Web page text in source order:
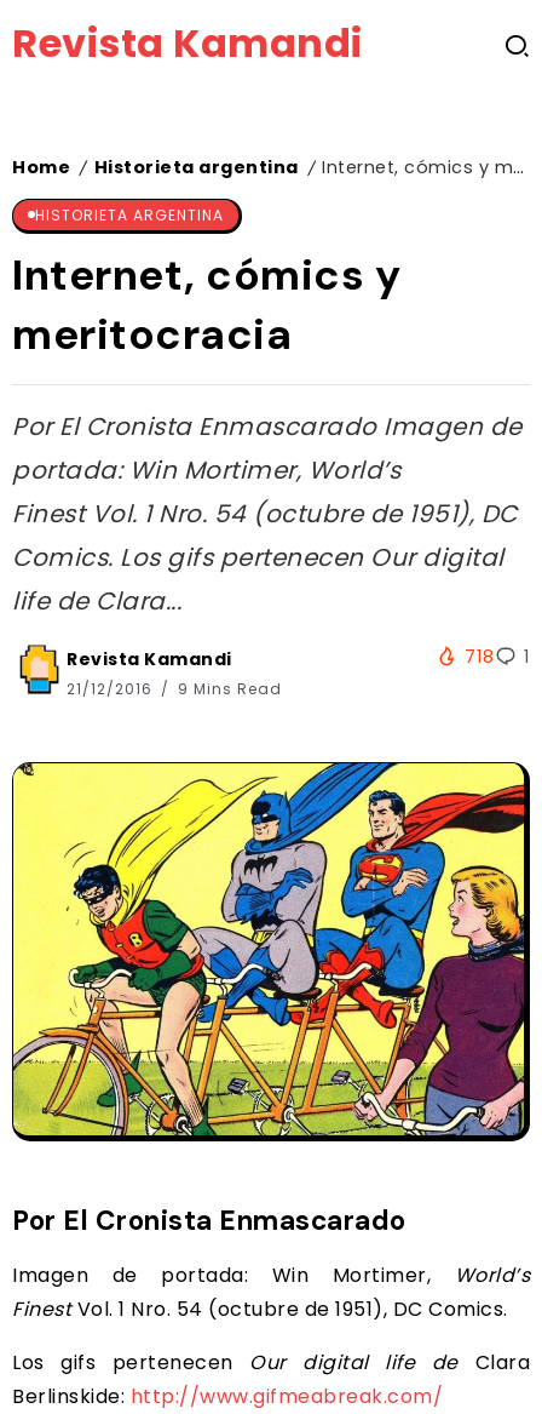
Revista Kamandi
Home / Historieta argentina / Internet, cómics y meritocracia
HISTORIETA ARGENTINA
Internet, cómics y
meritocracia
Por El Cronista Enmascarado Imagen de
portada: Win Mortimer, World’s
Finest Vol. 1 Nro. 54 (octubre de 1951), DC
Comics. Los gifs pertenecen Our digital
life de Clara...
Revista Kamandi
21/12/2016 9 Mins Read
718 1
Por El Cronista Enmascarado
Imagen de portada: Win Mortimer,
World’s
FinestVol. 1 Nro. 54 (octubre de 1951), DC Comics.
Los gifs pertenecen Our digital life deClara
Berlinskide: http://www.gifmeabreak.com/